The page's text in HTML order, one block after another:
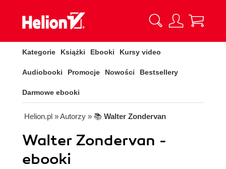
Kategorie Książki Ebooki Kursy video
Audiobooki Promocje Nowości Bestsellery
Darmowe ebooki
Helion.pl » Autorzy » 📚 Walter Zondervan
Walter Zondervan -
ebooki